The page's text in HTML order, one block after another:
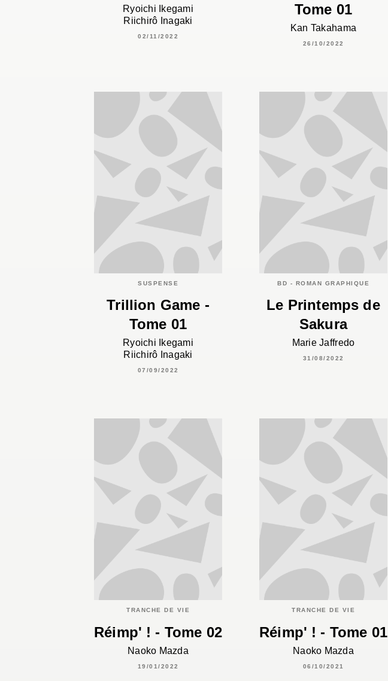
Ryoichi Ikegami
Riichirô Inagaki
02/11/2022
Tome 01
Kan Takahama
26/10/2022
SUSPENSE
Trillion Game -
Tome 01
Ryoichi Ikegami
Riichirô Inagaki
07/09/2022
BD - ROMAN GRAPHIQUE
Le Printemps de
Sakura
Marie Jaffredo
31/08/2022
TRANCHE DE VIE
Réimp' ! - Tome 02
Naoko Mazda
19/01/2022
TRANCHE DE VIE
Réimp' ! - Tome 01
Naoko Mazda
06/10/2021